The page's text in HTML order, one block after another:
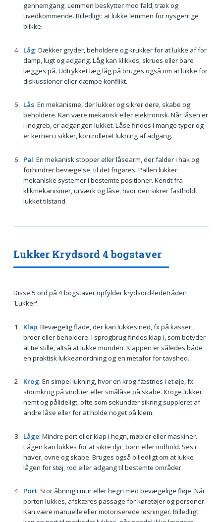
gennemgang. Lemmen beskytter mod fald, træk og
uvedkommende. Billedligt: at lukke lemmen for nysgerrige
blikke.
Låg: Dækker gryder, beholdere og krukker for at lukke af for
damp, lugt og adgang. Låg kan klikkes, skrues eller bare
lægges på. Udtrykket læg låg på bruges også om at lukke for
diskussioner eller dæmpe konflikt.
Lås: En mekanisme, der lukker og sikrer døre, skabe og
beholdere. Kan være mekanisk eller elektronisk. Når låsen er
i indgreb, er adgangen lukket. Låse findes i mange typer og
er kernen i sikker, kontrolleret lukning af adgang.
Pal: En mekanisk stopper eller låsearm, der falder i hak og
forhindrer bevægelse, til det frigøres. Pallen lukker
mekaniske systemer i bestemte positioner. Kendt fra
klikmekanismer, urværk og låse, hvor den sikrer fastholdt
lukket tilstand.
Lukker Krydsord 4 bogstaver
Disse 5 ord på 4 bogstaver opfylder krydsord-ledetråden
'Lukker'.
Klap: Bevægelig flade, der kan lukkes ned, fx på kasser,
broer eller beholdere. I sprogbrug findes klap i, som betyder
at tie stille, altså at lukke munden. Klappen er således både
en praktisk lukkeanordning og en metafor for tavshed.
Krog: En simpel lukning, hvor en krog fæstnes i et øje, fx
stormkrog på vinduer eller smålåse på skabe. Kroge lukker
nemt og pålideligt, ofte som sekundær sikring suppleret af
andre låse eller for at holde noget på klem.
Låge: Mindre port eller klap i hegn, møbler eller maskiner.
Lågen kan lukkes for at sikre dyr, børn eller indhold. Ses i
haver, ovne og skabe. Bruges også billedligt om at lukke
lågen for støj, rod eller adgang til bestemte områder.
Port: Stor åbning i mur eller hegn med bevægelige fløje. Når
porten lukkes, afskæres passage for køretøjer og personer.
Kan være manuelle eller motoriserede løsninger. Billedligt